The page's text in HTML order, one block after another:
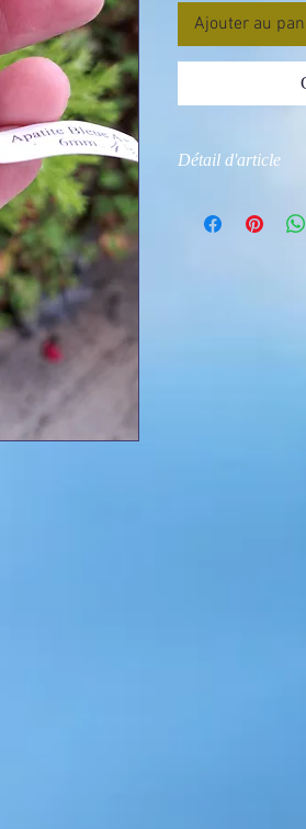
Ajouter au
Détail d'article